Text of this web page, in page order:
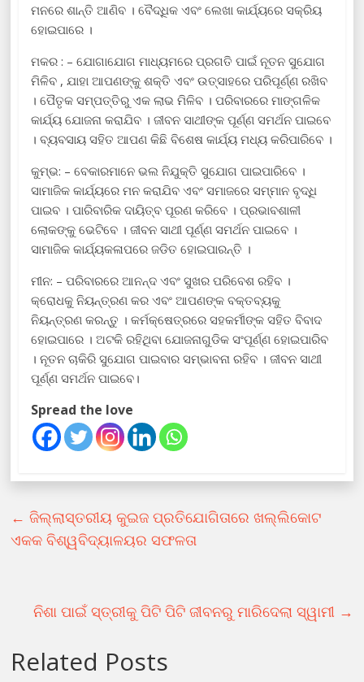
ମନରେ ଶାନ୍ତି ଆଣିବ । ବୈଦ୍ଧିକ ଏବଂ ଲେଖା କାର୍ଯ୍ୟରେ ସକ୍ରିୟ
ହୋଇପାରେ ।
ମକର : – ଯୋଗାଯୋଗ ମାଧ୍ୟମରେ ପ୍ରଗତି ପାଇଁ ନୂତନ ସୁଯୋଗ
ମିଳିବ , ଯାହା ଆପଣଙ୍କୁ ଶକ୍ତି ଏବଂ ଉତ୍ସାହରେ ପରିପୂର୍ଣ୍ଣ ରଖିବ
। ପୈତୃକ ସମ୍ପତ୍ତିରୁ ଏକ ଲାଭ ମିଳିବ । ପରିବାରରେ ମାଙ୍ଗଳିକ
କାର୍ଯ୍ୟ ଯୋଜନା କରାଯିବ । ଜୀବନ ସାଥୀଙ୍କ ପୂର୍ଣ୍ଣ ସମର୍ଥନ ପାଇବେ
। ବ୍ୟବସାୟ ସହିତ ଆପଣ କିଛି ବିଶେଷ କାର୍ଯ୍ୟ ମଧ୍ୟ କରିପାରିବେ ।
କୁମ୍ଭ: – ବେକାରମାନେ ଭଲ ନିଯୁକ୍ତି ସୁଯୋଗ ପାଇପାରିବେ ।
ସାମାଜିକ କାର୍ଯ୍ୟରେ ମନ କରାଯିବ ଏବଂ ସମାଜରେ ସମ୍ମାନ ବୃଦ୍ଧି
ପାଇବ । ପାରିବାରିକ ଦାୟିତ୍ବ ପୂରଣ କରିବେ । ପ୍ରଭାବଶାଳୀ
ଲୋକଙ୍କୁ ଭେଟିବେ । ଜୀବନ ସାଥୀ ପୂର୍ଣ୍ଣ ସମର୍ଥନ ପାଇବେ ।
ସାମାଜିକ କାର୍ଯ୍ୟକଳାପରେ ଜଡିତ ହୋଇପାରନ୍ତି ।
ମୀନ: – ପରିବାରରେ ଆନନ୍ଦ ଏବଂ ସୁଖର ପରିବେଶ ରହିବ ।
କ୍ରୋଧକୁ ନିୟନ୍ତ୍ରଣ କର ଏବଂ ଆପଣଙ୍କ ବକ୍ତବ୍ୟକୁ
ନିୟନ୍ତ୍ରଣ କରନ୍ତୁ । କର୍ମକ୍ଷେତ୍ରରେ ସହକର୍ମୀଙ୍କ ସହିତ ବିବାଦ
ହୋଇପାରେ । ଅଟକି ରହିଥିବା ଯୋଜନାଗୁଡିକ ସଂପୂର୍ଣ୍ଣ ହୋଇପାରିବ
। ନୂତନ ଚାକିରି ସୁଯୋଗ ପାଇବାର ସମ୍ଭାବନା ରହିବ । ଜୀବନ ସାଥୀ
ପୂର୍ଣ୍ଣ ସମର୍ଥନ ପାଇବେ।
Spread the love
← ଜିଲ୍ଲାସ୍ତରୀୟ କୁଇଜ ପ୍ରତିଯୋଗିତାରେ ଖଲ୍ଲିକୋଟ
ଏକକ ବିଶ୍ୱବିଦ୍ୟାଳୟର ସଫଳତା
ନିଶା ପାଇଁ ସ୍ତ୍ରୀକୁ ପିଟି ପିଟି ଜୀବନରୁ ମାରିଦେଲା ସ୍ୱାମୀ →
Related Posts